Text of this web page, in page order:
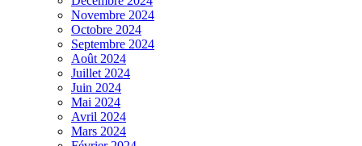
Novembre 2024
Octobre 2024
Septembre 2024
Août 2024
Juillet 2024
Juin 2024
Mai 2024
Avril 2024
Mars 2024